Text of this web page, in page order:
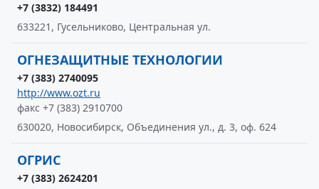
+7 (3832) 184491
633221, Гусельниково, Центральная ул.
ОГНЕЗАЩИТНЫЕ ТЕХНОЛОГИИ
+7 (383) 2740095
http://www.ozt.ru
факс +7 (383) 2910700
630020, Новосибирск, Объединения ул., д. 3, оф. 624
ОГРИС
+7 (383) 2624201